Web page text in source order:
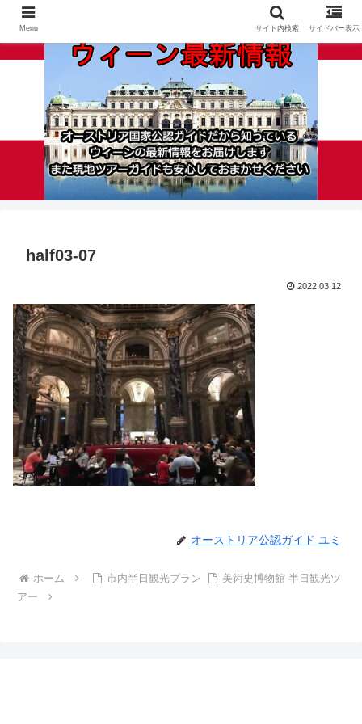
half03-07
2022.03.12
オーストリア公認ガイド ユミ
ホーム 市内半日観光プラン
美術史博物館 半日観光ツ
アー
Menu サイト内検索 サイドバー表示